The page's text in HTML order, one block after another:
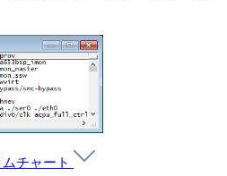
チャート